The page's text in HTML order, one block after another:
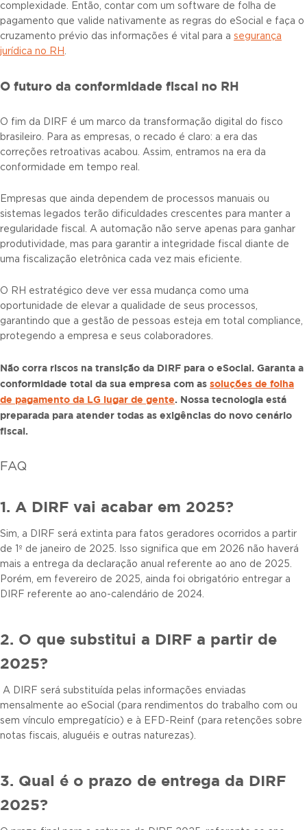
complexidade. Então, contar com um software de folha de
pagamento que valide nativamente as regras do eSocial e faça o
cruzamento prévio das informações é vital para a segurança
jurídica no RH.
O futuro da conformidade fiscal no RH
O fim da DIRF é um marco da transformação digital do fisco
brasileiro. Para as empresas, o recado é claro: a era das
correções retroativas acabou. Assim, entramos na era da
conformidade em tempo real.
Empresas que ainda dependem de processos manuais ou
sistemas legados terão dificuldades crescentes para manter a
regularidade fiscal. A automação não serve apenas para ganhar
produtividade, mas para garantir a integridade fiscal diante de
uma fiscalização eletrônica cada vez mais eficiente.
O RH estratégico deve ver essa mudança como uma
oportunidade de elevar a qualidade de seus processos,
garantindo que a gestão de pessoas esteja em total compliance,
protegendo a empresa e seus colaboradores.
Não corra riscos na transição da DIRF para o eSocial. Garanta a
conformidade total da sua empresa com as soluções de folha
de pagamento da LG lugar de gente. Nossa tecnologia está
preparada para atender todas as exigências do novo cenário
fiscal.
FAQ
1. A DIRF vai acabar em 2025?
Sim, a DIRF será extinta para fatos geradores ocorridos a partir
de 1º de janeiro de 2025. Isso significa que em 2026 não haverá
mais a entrega da declaração anual referente ao ano de 2025.
Porém, em fevereiro de 2025, ainda foi obrigatório entregar a
DIRF referente ao ano-calendário de 2024.
2. O que substitui a DIRF a partir de
2025?
A DIRF será substituída pelas informações enviadas
mensalmente ao eSocial (para rendimentos do trabalho com ou
sem vínculo empregatício) e à EFD-Reinf (para retenções sobre
notas fiscais, aluguéis e outras naturezas).
3. Qual é o prazo de entrega da DIRF
2025?